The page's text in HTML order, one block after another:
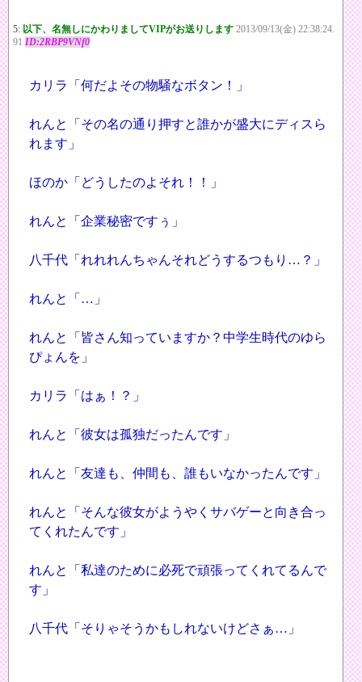
5: 以下、名無しにかわりましてVIPがお送りします 2013/09/13(金) 22:38:24.
91 ID:2RBP9VNf0
カリラ「何だよその物騒なボタン！」
れんと「その名の通り押すと誰かが盛大にディスら
れます」
ほのか「どうしたのよそれ！！」
れんと「企業秘密ですぅ」
八千代「れれれんちゃんそれどうするつもり…？」
れんと「…」
れんと「皆さん知っていますか？中学生時代のゆら
ぴょんを」
カリラ「はぁ！？」
れんと「彼女は孤独だったんです」
れんと「友達も、仲間も、誰もいなかったんです」
れんと「そんな彼女がようやくサバゲーと向き合っ
てくれたんです」
れんと「私達のために必死で頑張ってくれてるんで
す」
八千代「そりゃそうかもしれないけどさぁ…」